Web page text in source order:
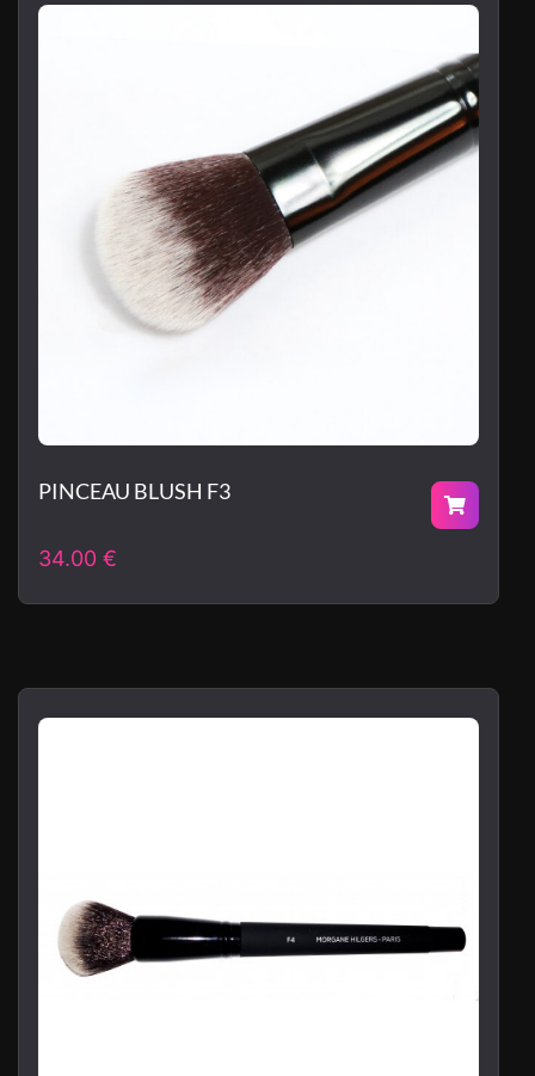
PINCEAU BLUSH F3
34.00 €